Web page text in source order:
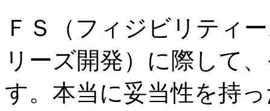
ＦＳ（フィジビリティ
リーズ開発）に際して
す。本当に妥当性を持